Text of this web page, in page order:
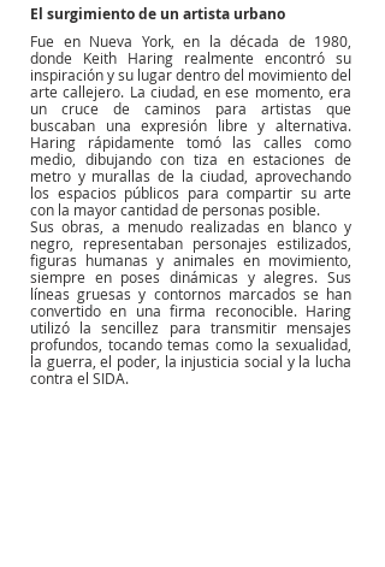
El surgimiento de un artista urbano
Fue en Nueva York, en la década de 1980,
donde Keith Haring realmente encontró su
inspiración y su lugar dentro del movimiento del
arte callejero. La ciudad, en ese momento, era
un cruce de caminos para artistas que
buscaban una expresión libre y alternativa.
Haring rápidamente tomó las calles como
medio, dibujando con tiza en estaciones de
metro y murallas de la ciudad, aprovechando
los espacios públicos para compartir su arte
con la mayor cantidad de personas posible.
Sus obras, a menudo realizadas en blanco y
negro, representaban personajes estilizados,
figuras humanas y animales en movimiento,
siempre en poses dinámicas y alegres. Sus
líneas gruesas y contornos marcados se han
convertido en una firma reconocible. Haring
utilizó la sencillez para transmitir mensajes
profundos, tocando temas como la sexualidad,
la guerra, el poder, la injusticia social y la lucha
contra el SIDA.